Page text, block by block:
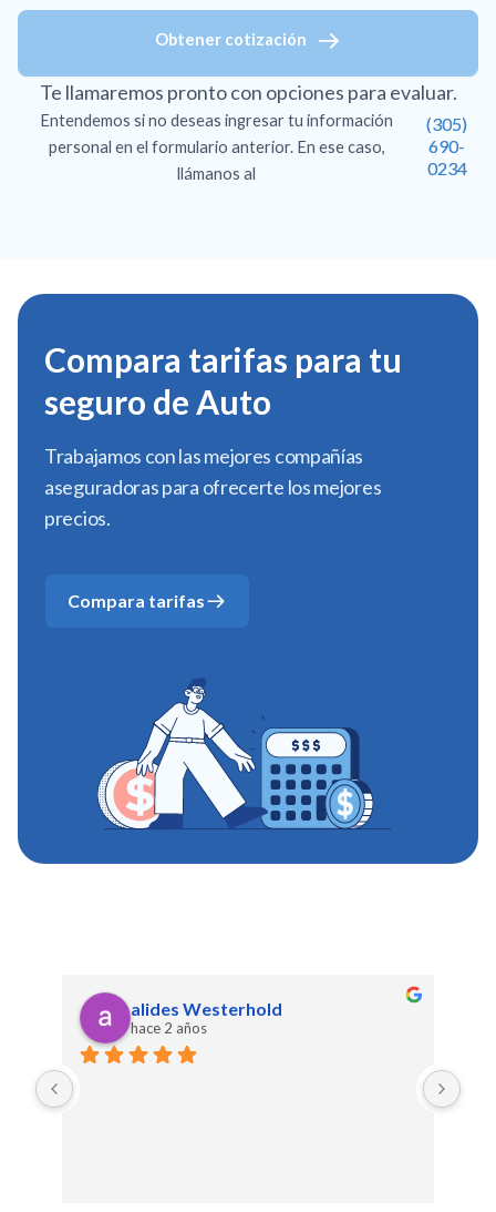
Obtener cotización
Te llamaremos pronto con opciones para evaluar.
Entendemos si no deseas ingresar tu información
personal en el formulario anterior. En ese caso,
llámanos al
(305)
690-
0234
Compara tarifas para tu
seguro de Auto
Trabajamos con las mejores compañías
aseguradoras para ofrecerte los mejores
precios.
Compara tarifas
alides Westerhold
hace 2 años